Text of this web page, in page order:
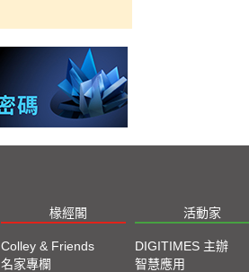
椽經閣 活動家
Colley & Friends
名家專欄
DIGITIMES 主辦
智慧應用